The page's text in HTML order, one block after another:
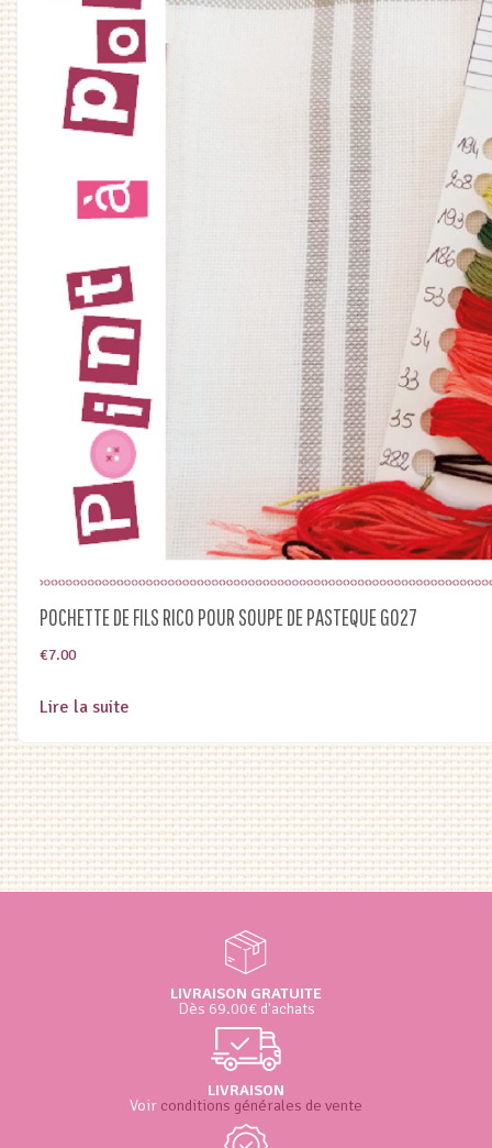
POCHETTE DE FILS RICO POUR SOUPE DE PASTEQUE G027
€7.00
Lire la suite
LIVRAISON GRATUITE
Dès 69.00€ d'achats
LIVRAISON
Voir conditions générales de vente